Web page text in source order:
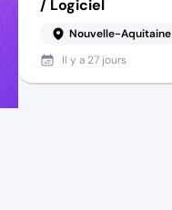
/ Logiciel
Nouvelle-Aquitaine
Il y a 27 jours